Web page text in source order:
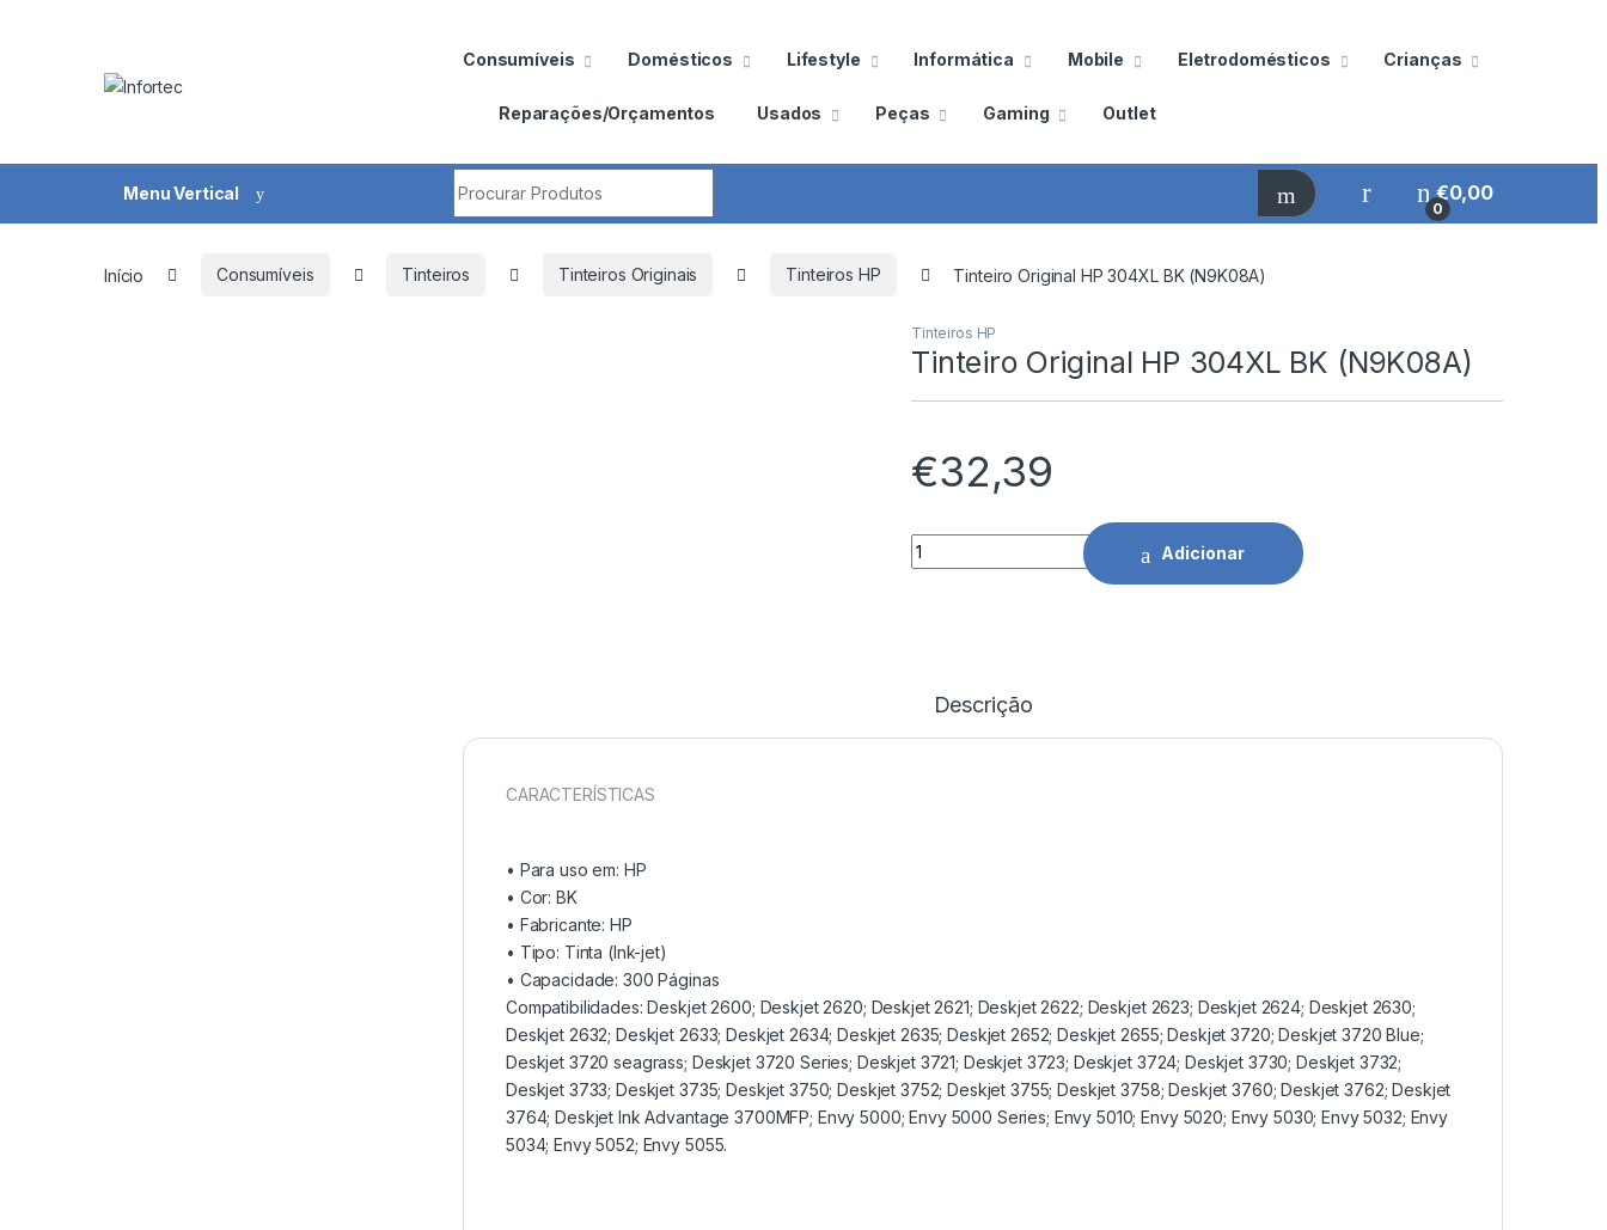
Consumíveis Domésticos Lifestyle Informática Mobile Eletrodomésticos Crianças
Reparações/Orçamentos Usados Peças Gaming Outlet
Menu Vertical
0
€0,00
Início Consumíveis Tinteiros Tinteiros Originais Tinteiros HP Tinteiro Original HP 304XL BK (N9K08A)
Tinteiros HP
Tinteiro Original HP 304XL BK (N9K08A)
€32,39
Tinteiro Original HP 304XL BK (N9K08A) quantidade
Adicionar
Descrição
CARACTERÍSTICAS
• Para uso em: HP
• Cor: BK
• Fabricante:HP
• Tipo: Tinta (Ink-jet)
• Capacidade:300 Páginas
Compatibilidades: Deskjet 2600; Deskjet 2620; Deskjet 2621; Deskjet 2622; Deskjet 2623; Deskjet 2624; Deskjet 2630;
Deskjet 2632; Deskjet 2633; Deskjet 2634; Deskjet 2635; Deskjet 2652; Deskjet 2655; Deskjet 3720; Deskjet 3720 Blue;
Deskjet 3720 seagrass; Deskjet 3720 Series; Deskjet 3721; Deskjet 3723; Deskjet 3724; Deskjet 3730; Deskjet 3732;
Deskjet 3733; Deskjet 3735; Deskjet 3750; Deskjet 3752; Deskjet 3755; Deskjet 3758; Deskjet 3760; Deskjet 3762; Deskjet
3764; Deskjet Ink Advantage 3700MFP; Envy 5000; Envy 5000 Series; Envy 5010; Envy 5020; Envy 5030; Envy 5032; Envy
5034; Envy 5052; Envy 5055.